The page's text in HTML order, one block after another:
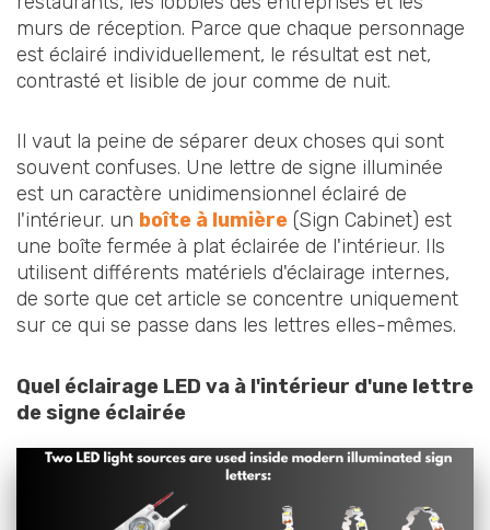
murs de réception. Parce que chaque personnage
est éclairé individuellement, le résultat est net,
contrasté et lisible de jour comme de nuit.
Il vaut la peine de séparer deux choses qui sont
souvent confuses. Une lettre de signe illuminée
est un caractère unidimensionnel éclairé de
l'intérieur. un boîte à lumière (Sign Cabinet) est
une boîte fermée à plat éclairée de l'intérieur. Ils
utilisent différents matériels d'éclairage internes,
de sorte que cet article se concentre uniquement
sur ce qui se passe dans les lettres elles-mêmes.
Quel éclairage LED va à l'intérieur d'une lettre
de signe éclairée